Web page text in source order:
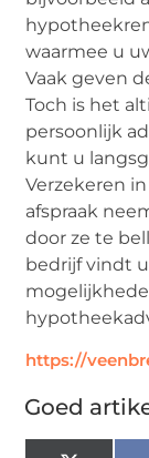
waarmee u
Vaak geven
Toch is het
persoonlijk
kunt u
Verzekeren
afspraak
door ze te
bedrijf vindt
https://
Goed